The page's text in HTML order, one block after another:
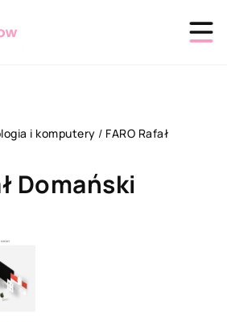
i komputery / FARO Rafał
Domański